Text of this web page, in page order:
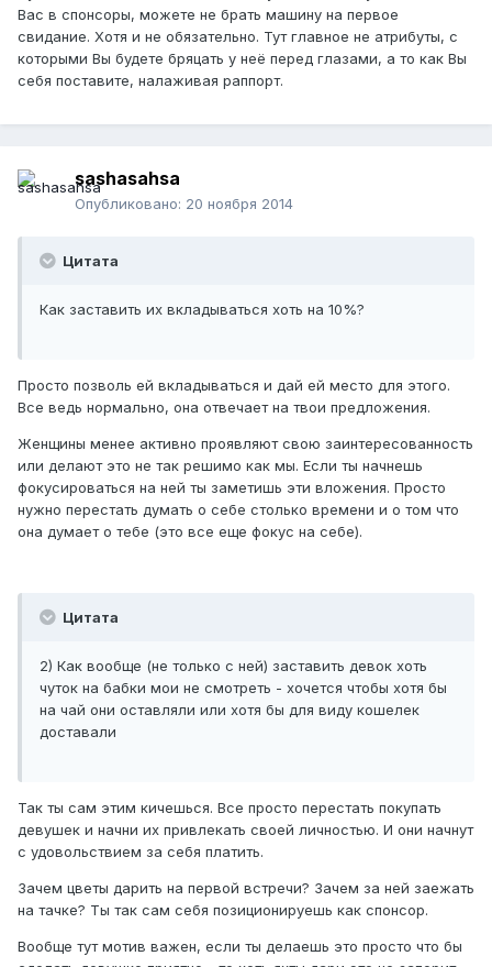
Вас в спонсоры, можете не брать машину на первое
свидание. Хотя и не обязательно. Тут главное не атрибуты, с
которыми Вы будете бряцать у неё перед глазами, а то как Вы
себя поставите, налаживая раппорт.
sashasahsa
Опубликовано: 20 ноября 2014
Цитата
Как заставить их вкладываться хоть на 10%?
Просто позволь ей вкладываться и дай ей место для этого.
Все ведь нормально, она отвечает на твои предложения.
Женщины менее активно проявляют свою заинтересованность
или делают это не так решимо как мы. Если ты начнешь
фокусироваться на ней ты заметишь эти вложения. Просто
нужно перестать думать о себе столько времени и о том что
она думает о тебе (это все еще фокус на себе).
Цитата
2) Как вообще (не только с ней) заставить девок хоть
чуток на бабки мои не смотреть - хочется чтобы хотя бы
на чай они оставляли или хотя бы для виду кошелек
доставали
Так ты сам этим кичешься. Все просто перестать покупать
девушек и начни их привлекать своей личностью. И они начнут
с удовольствием за себя платить.
Зачем цветы дарить на первой встречи? Зачем за ней заежать
на тачке? Ты так сам себя позиционируешь как спонсор.
Вообще тут мотив важен, если ты делаешь это просто что бы